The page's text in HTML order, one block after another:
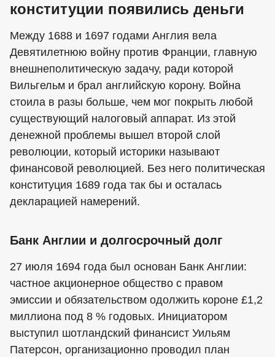
конституции появились деньги
Между 1688 и 1697 годами Англия вела
Девятилетнюю войну против Франции, главную
внешнеполитическую задачу, ради которой
Вильгельм и брал английскую корону. Война
стоила в разы больше, чем мог покрыть любой
существующий налоговый аппарат. Из этой
денежной проблемы вышел второй слой
революции, который историки называют
финансовой революцией. Без него политическая
конституция 1689 года так бы и осталась
декларацией намерений.
Банк Англии и долгосрочный долг
27 июля 1694 года был основан Банк Англии:
частное акционерное общество с правом
эмиссии и обязательством одолжить короне £1,2
миллиона под 8 % годовых. Инициатором
выступил шотландский финансист Уильям
Патерсон, организационно проводил план